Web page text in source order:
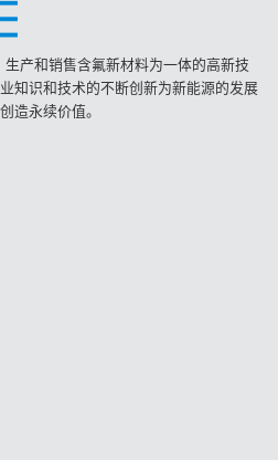
产和销售含氟新材料为一体的高新技
知识和技术的不断创新为新能源的发展
造永续价值。